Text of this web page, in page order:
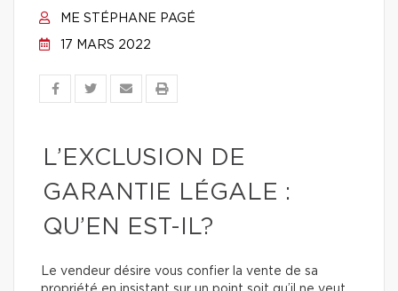
ME STÉPHANE PAGÉ
17 MARS 2022
L’EXCLUSION DE
GARANTIE LÉGALE :
QU’EN EST-IL?
Le vendeur désire vous confier la vente de sa